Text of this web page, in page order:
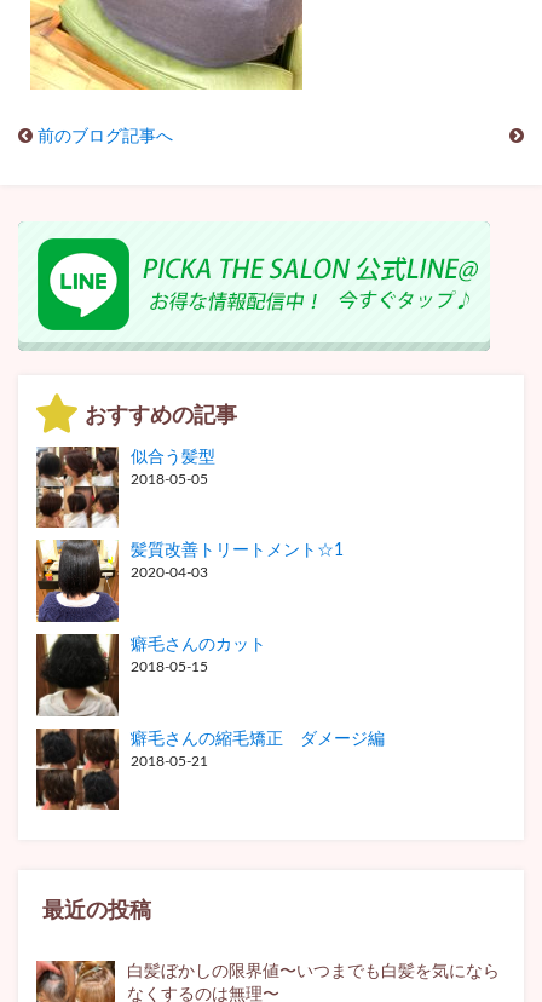
前のブログ記事へ
おすすめの記事
似合う髪型
2018-05-05
髪質改善トリートメント☆1
2020-04-03
癖毛さんのカット
2018-05-15
癖毛さんの縮毛矯正 ダメージ編
2018-05-21
最近の投稿
白髪ぼかしの限界値〜いつまでも白髪を気になら
なくするのは無理〜